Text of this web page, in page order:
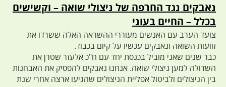
נאבקים נגד החרפה של ניצולי שואה – וקשישים
בכלל – החיים בעוני
צועד הערב עם האנשים מעוררי ההשראה האלה ששרדו את
זוועות השואה ונאבקים עכשיו על קיום בכבוד.
כבר שנים שאני מוביל בכנסת יחד עם ח"כ אלעזר שטרן את
השדולה למען ניצולי שואה. אנחנו נאבקים להפסיק את האבחנות
בין הניצולים ולביטול אפליית הניצולים שהגיעו ארצה אחרי שנת